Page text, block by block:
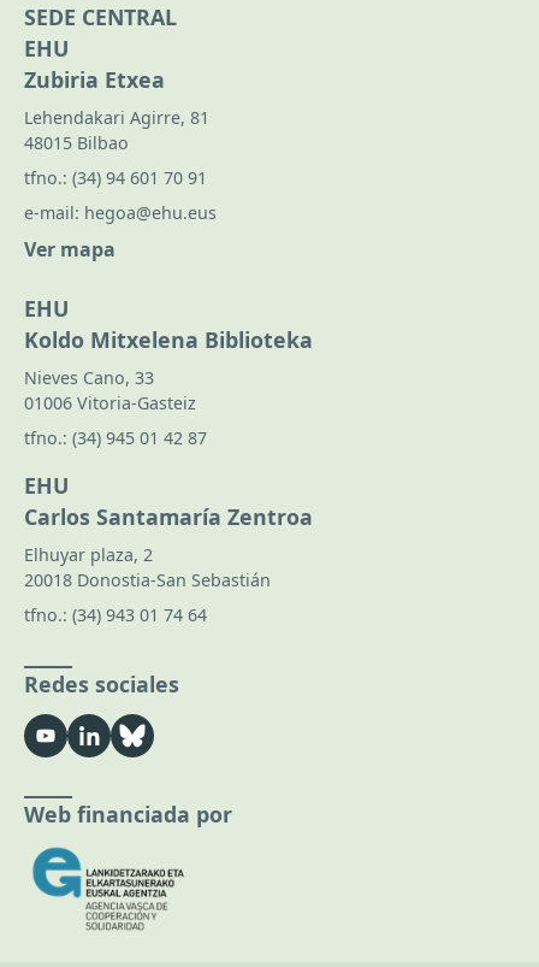
SEDE CENTRAL
EHU
Zubiria Etxea
Lehendakari Agirre, 81
48015 Bilbao
tfno.: (34) 94 601 70 91
e-mail: hegoa@ehu.eus
Ver mapa
EHU
Koldo Mitxelena Biblioteka
Nieves Cano, 33
01006 Vitoria-Gasteiz
tfno.: (34) 945 01 42 87
EHU
Carlos Santamaría Zentroa
Elhuyar plaza, 2
20018 Donostia-San Sebastián
tfno.: (34) 943 01 74 64
Redes sociales
Web financiada por